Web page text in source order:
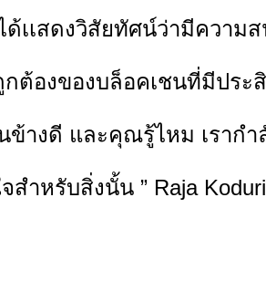
เเสดงวิสัยทัศน์ว่ามีควา
ต้องของบล็อคเชนที่มีปร
างดี และคุณรู้ไหม เรากำ
สำหรับสิ่งนั้น ” Raja